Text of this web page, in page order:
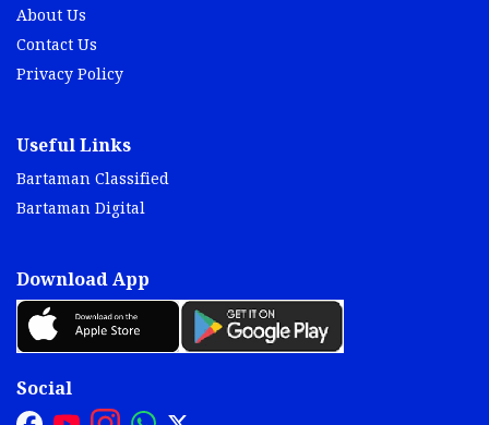
About Us
Contact Us
Privacy Policy
Useful Links
Bartaman Classified
Bartaman Digital
Download App
Social